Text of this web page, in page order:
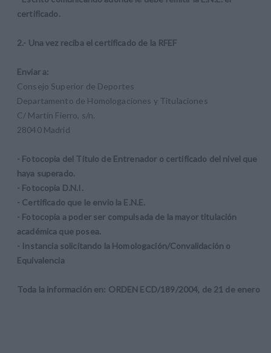
certificado.
2.- Una vez reciba el certificado de la RFEF
Enviar a:
Consejo Superior de Deportes
Departamento de Homologaciones y Titulaciones
C/ Martín Fierro, s/n.
28040 Madrid
- Fotocopia del Titulo de Entrenador o certificado del nivel que
haya superado.
- Fotocopia D.N.I.
- Certificado que le envio la E.N.E.
- Fotocopia a poder ser compulsada de la mayor titulación
académica que posea.
- Instancia solicitando la Homologación/Convalidación o
Equivalencia
Toda la información en: ORDEN ECD/189/2004, de 21 de enero